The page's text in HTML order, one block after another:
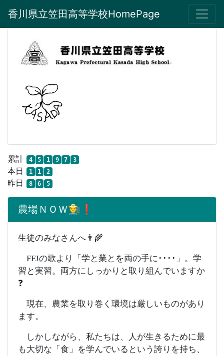
香川県立笠田高等学校HomePage
累計 4 5 1 9 7 3
本日 1 1 2
昨日 8 6 5
農場ＮＯＷ👨‍🌾❗️
生徒のみなさんへ👨‍🌾
FFJの歌より「学と業とを両の手に････」。学
習と実習。両方にしっかりと取り組んでいますか
❓
現在、農業を取り巻く環境は厳しいものがあり
ます。
しかしながら、私たちは、人が生きるために最
も大切な「食」を学んでいるという誇りを持ち、